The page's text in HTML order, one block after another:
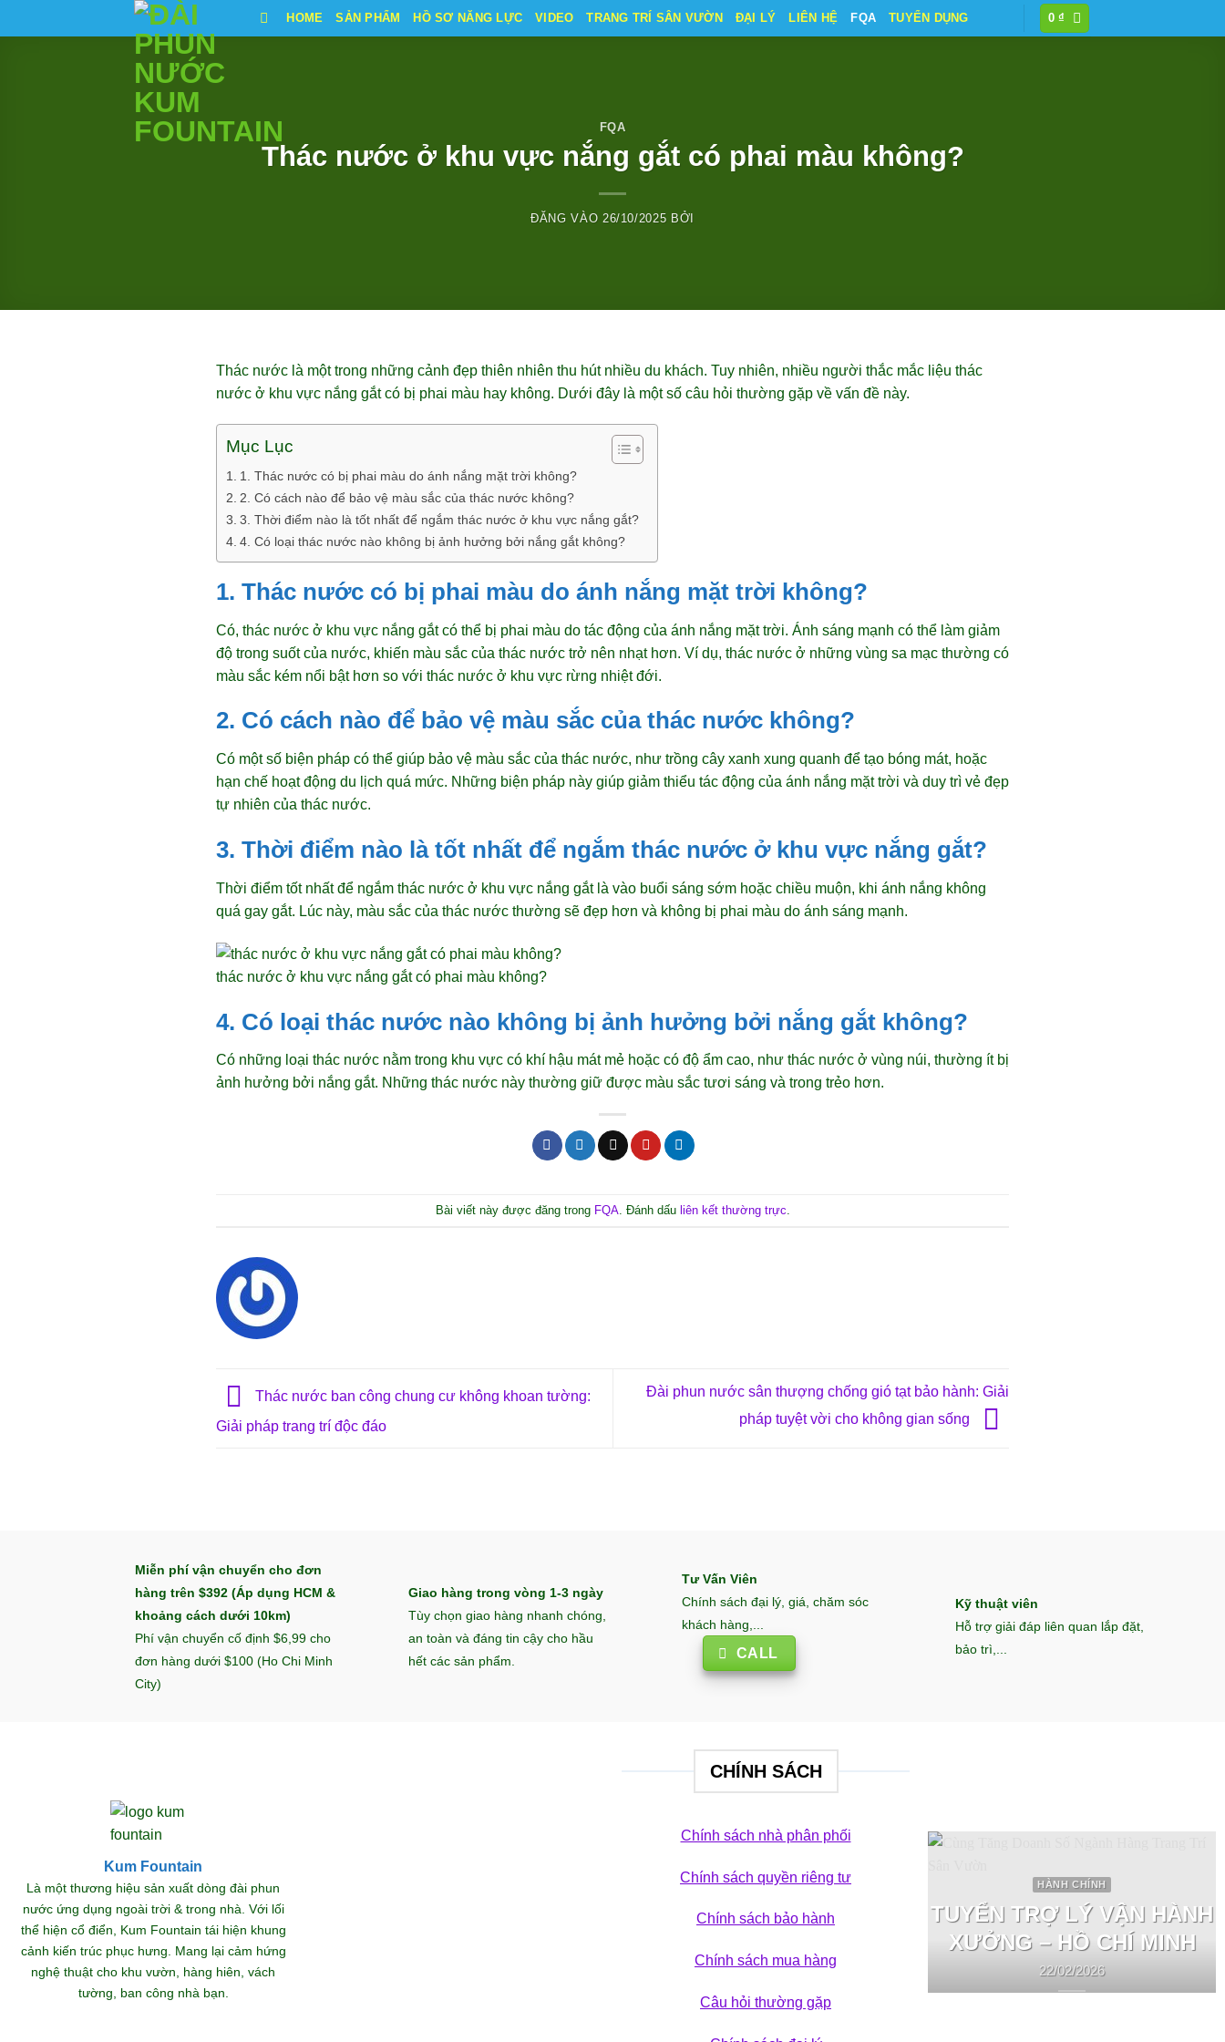
qua
HOME SẢN PHẨM HỒ SƠ NĂNG LỰC VIDEO TRANG TRÍ SÂN VƯỜN ĐẠI LÝ LIÊN HỆ FQA TUYỂN DỤNG 0₫
FQA
Thác nước ở khu vực nắng gắt có phai màu không?
ĐĂNG VÀO 26/10/2025 BỞI
Thác nước là một trong những cảnh đẹp thiên nhiên thu hút nhiều du khách. Tuy nhiên, nhiều người thắc mắc liệu thác
nước ở khu vực nắng gắt có bị phai màu hay không. Dưới đây là một số câu hỏi thường gặp về vấn đề này.
Mục Lục
1. Thác nước có bị phai màu do ánh nắng mặt trời không?
2. Có cách nào để bảo vệ màu sắc của thác nước không?
3. Thời điểm nào là tốt nhất để ngắm thác nước ở khu vực nắng gắt?
4. Có loại thác nước nào không bị ảnh hưởng bởi nắng gắt không?
1. Thác nước có bị phai màu do ánh nắng mặt trời không?
Có, thác nước ở khu vực nắng gắt có thể bị phai màu do tác động của ánh nắng mặt trời. Ánh sáng mạnh có thể làm giảm
độ trong suốt của nước, khiến màu sắc của thác nước trở nên nhạt hơn. Ví dụ, thác nước ở những vùng sa mạc thường có
màu sắc kém nổi bật hơn so với thác nước ở khu vực rừng nhiệt đới.
2. Có cách nào để bảo vệ màu sắc của thác nước không?
Có một số biện pháp có thể giúp bảo vệ màu sắc của thác nước, như trồng cây xanh xung quanh để tạo bóng mát, hoặc
hạn chế hoạt động du lịch quá mức. Những biện pháp này giúp giảm thiểu tác động của ánh nắng mặt trời và duy trì vẻ đẹp
tự nhiên của thác nước.
3. Thời điểm nào là tốt nhất để ngắm thác nước ở khu vực nắng gắt?
Thời điểm tốt nhất để ngắm thác nước ở khu vực nắng gắt là vào buổi sáng sớm hoặc chiều muộn, khi ánh nắng không
quá gay gắt. Lúc này, màu sắc của thác nước thường sẽ đẹp hơn và không bị phai màu do ánh sáng mạnh.
thác nước ở khu vực nắng gắt có phai màu không?
4. Có loại thác nước nào không bị ảnh hưởng bởi nắng gắt không?
Có những loại thác nước nằm trong khu vực có khí hậu mát mẻ hoặc có độ ẩm cao, như thác nước ở vùng núi, thường ít bị
ảnh hưởng bởi nắng gắt. Những thác nước này thường giữ được màu sắc tươi sáng và trong trẻo hơn.
Bài viết này được đăng trong FQA. Đánh dấu liên kết thường trực
Thác nước ban công chung cư không khoan tường:
Giải pháp trang trí độc đáo
Đài phun nước sân thượng chống gió tạt bảo hành: Giải
pháp tuyệt vời cho không gian sống
Miễn phí vận chuyển cho đơn
hàng trên $392 (Áp dụng HCM &
khoảng cách dưới 10km)
Phí vận chuyển cố định $6,99 cho
đơn hàng dưới $100 (Ho Chi Minh
City)
Giao hàng trong vòng 1-3 ngày
Tùy chọn giao hàng nhanh chóng,
an toàn và đáng tin cậy cho hầu
hết các sản phẩm.
Tư Vấn Viên
Chính sách đại lý, giá, chăm sóc
khách hàng,...
CALL
Kỹ thuật viên
Hỗ trợ giải đáp liên quan lắp đặt,
bảo trì,...
Kum Fountain
Là một thương hiệu sản xuất dòng đài phun
nước ứng dụng ngoài trời & trong nhà. Với lối
thể hiện cổ điển, Kum Fountain tái hiện khung
cảnh kiến trúc phục hưng. Mang lại cảm hứng
nghệ thuật cho khu vườn, hàng hiên, vách
tường, ban công nhà bạn.
CHÍNH SÁCH
Chính sách nhà phân phối
Chính sách quyền riêng tư
Chính sách bảo hành
Chính sách mua hàng
Câu hỏi thường gặp
HÀNH CHÍNH
TUYỂN TRỢ LÝ VẬN HÀNH
XƯỞNG – HỒ CHÍ MINH
22/02/2026